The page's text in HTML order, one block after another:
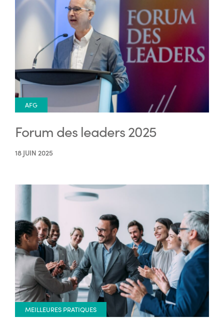
AFG
Forum des leaders 2025
18 JUIN 2025
MEILLEURES PRATIQUES